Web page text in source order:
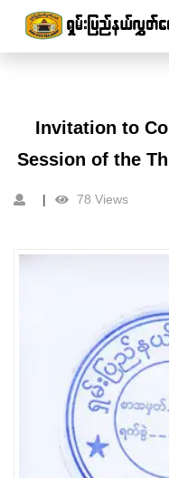
Invitation to
Session of the
78 Views